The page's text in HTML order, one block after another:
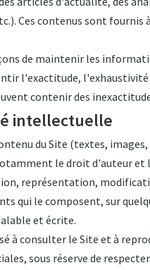
Ces contenus sont
de maintenir les
l'exactitude,
contenir des
intellectuelle
du Site (textes,
le droit d'auteur et
représentation,
qui le composent, sur
et écrite.
à consulter le Site et à
sous réserve de